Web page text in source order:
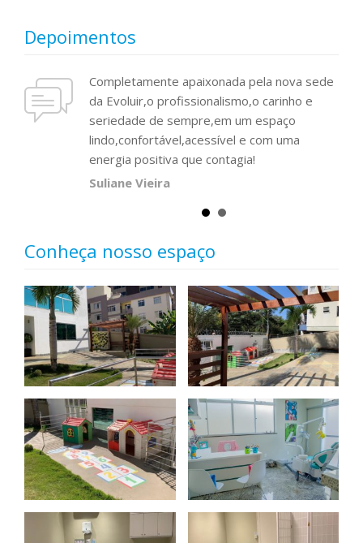
Depoimentos
atuam com
Completamente apaixonada pela nova sede
da Evoluir,o profissionalismo,o carinho e
seriedade de sempre,em um espaço
lindo,confortável,acessível e com uma
energia positiva que contagia!
Suliane Vieira
Conheça nosso espaço